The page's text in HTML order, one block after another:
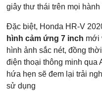
giây thư thái trên mọi hành
Đặc biệt, Honda HR-V
hình cảm ứng 7 inch mới
hình ảnh sắc nét, đồng
điện thoại thông minh qua
hứa hẹn sẽ đem lại trải
sử dụng